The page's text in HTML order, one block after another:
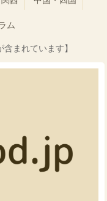
ム
まれています】